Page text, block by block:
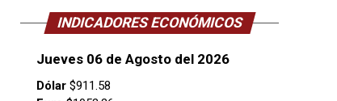
INDICADORES ECONÓMICOS
Jueves 06 de Agosto del 2026
Dólar $911.58